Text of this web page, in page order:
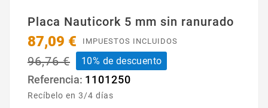
Placa Nauticork 5 mm sin ranurado
87,09 € IMPUESTOS INCLUIDOS
96,76 € 10% de descuento
Referencia: 1101250
Recíbelo en 3/4 días